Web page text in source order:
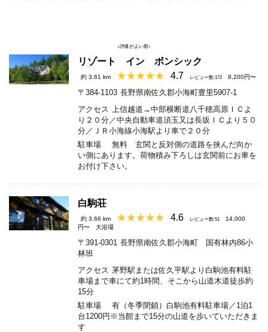
↓評価がよい順↓
リゾート イン ボンシック
約 3.61 km 4.7 レビュー数:172 8,200円〜
〒384-1103 長野県南佐久郡小海町豊里5907-1
アクセス 上信越道→中部横断道八千穂高原ＩＣよ
り２０分／中央自動車道須玉又は長坂ＩＣより５０
分／ＪＲ小海線小海駅より車で２０分
駐車場
無料 玄関と反対側の道路を挟んだ向か
い側にあります。荷物積み下ろしは玄関前にお車を
お付け下さい。
白駒荘
約 3.66 km 4.6 レビュー数:51
14,000
円〜
大浴場
〒391-0301 長野県南佐久郡小海町 国有林内86小
林班
アクセス 茅野駅または佐久平駅より白駒池有料駐
車場まで車にて約1時間、そこから山道木道徒歩約
15分
駐車場
有（冬季閉鎖）白駒池有料駐車場／1泊1
台1200円※当館まで15分の山道を歩いていただきま
す